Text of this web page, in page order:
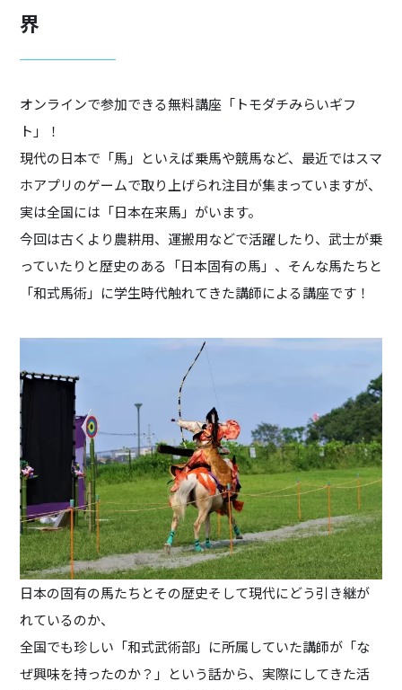
界
オンラインで参加できる無料講座「トモダチみらいギフ
ト」！
現代の日本で「馬」といえば乗馬や競馬など、最近ではスマ
ホアプリのゲームで取り上げられ注目が集まっていますが、
実は全国には「日本在来馬」がいます。
今回は古くより農耕用、運搬用などで活躍したり、武士が乗
っていたりと歴史のある「日本固有の馬」、そんな馬たちと
「和式馬術」に学生時代触れてきた講師による講座です！
日本の固有の馬たちとその歴史そして現代にどう引き継が
れているのか、
全国でも珍しい「和式武術部」に所属していた講師が「な
ぜ興味を持ったのか？」という話から、実際にしてきた活